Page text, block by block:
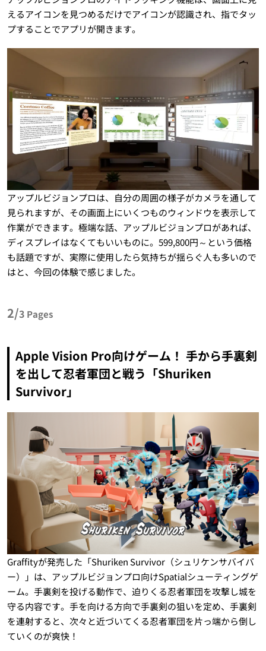
えるアイコンを見つめるだけでアイコンが認識され、指でタッ
プすることでアプリが開きます。
アップルビジョンプロは、自分の周囲の様子がカメラを通して
見られますが、その画面上にいくつものウィンドウを表示して
作業ができます。極端な話、アップルビジョンプロがあれば、
ディスプレイはなくてもいいものに。599,800円～という価格
も話題ですが、実際に使用したら気持ちが揺らぐ人も多いので
はと、今回の体験で感じました。
2/3 Pages
Apple Vision Pro向けゲーム！ 手から手裏剣
を出して忍者軍団と戦う「Shuriken
Survivor」
Graffityが発売した「Shuriken Survivor（シュリケンサバイバ
ー）」は、アップルビジョンプロ向けSpatialシューティングゲ
ーム。手裏剣を投げる動作で、迫りくる忍者軍団を攻撃し城を
守る内容です。手を向ける方向で手裏剣の狙いを定め、手裏剣
を連射すると、次々と近づいてくる忍者軍団を片っ端から倒し
ていくのが爽快！